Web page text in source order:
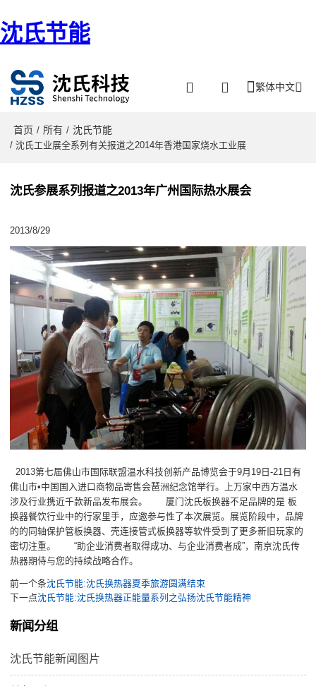
沈氏节能
繁体中文
首页 / 所有 / 沈氏节能
/ 沈氏工业展全系列有关报道之2014年香港国家烧水工业展
沈氏参展系列报道之2013年广州国际热水展会
2013/8/29
2013第七届佛山市国际联盟温水科技创新产品博览会于9月19日-21日有
佛山市•中国国入进口商物品寄售会琶洲纪念馆举行。上万家中西方温水
涉及行业携近千款新品发布展会。 厦门沈氏板换器不足品牌的是 板
换器餐饮行业中的行家里手，应邀参与性了本次展览。展览阶段中，品牌
的的同轴保护管板换器、壳连接管式板换器等软件受到了更多新旧玩家的
密切注重。 “助企业消费者取得成功、与企业消费者成”，南京沈氏传
热器期侍与您的持续战略合作。
前一个条沈氏节能:沈氏换热器夏季旅游圆满结束
下一点沈氏节能:沈氏换热器正能量系列之弘扬沈氏节能精神
新闻分组
沈氏节能新闻图片